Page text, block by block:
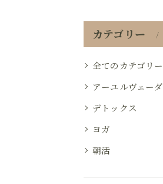
カテゴリー
全てのカテゴリー
アーユルヴェーダ
デトックス
ヨガ
朝活